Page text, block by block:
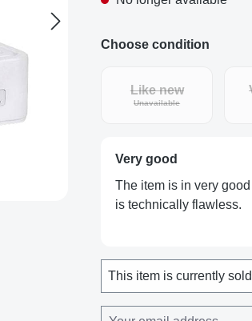
Choose condition
Like new
Unavailable(This option is
Very good
The item is in very
is technically flawless.
This item is currently